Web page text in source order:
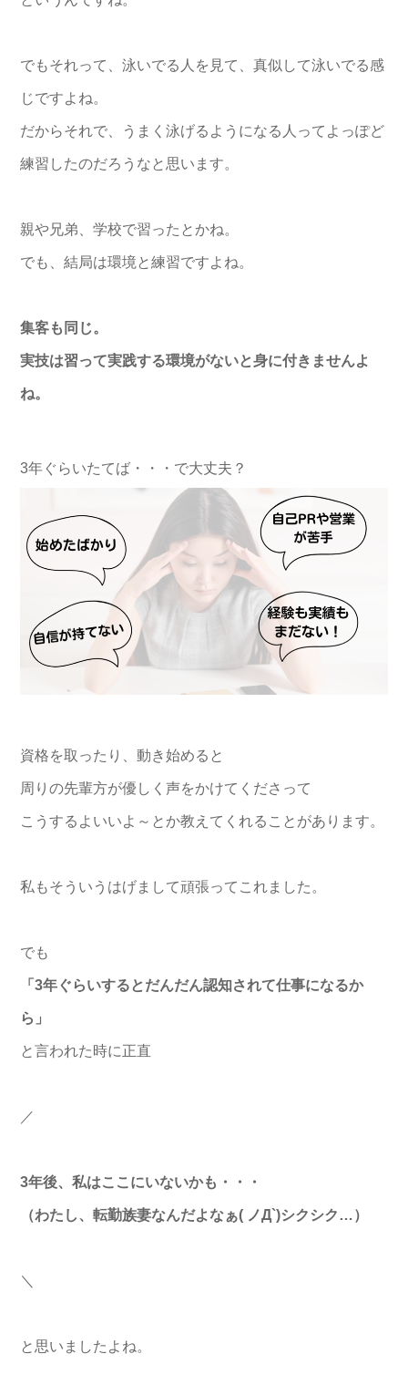
でもそれって、泳いでる人を見て、 真似して泳いでる感
じですよね。
だからそれで、 うまく泳げるようになる人ってよっぽど
練習したのだろうなと思い ます。
親や兄弟、学校で習ったとかね。
でも、結局は環境と練習ですよね。
集客も同じ。
実技は習って実践する環境がないと身に付きませんよ
ね。
3年ぐらいたてば・・・で大丈夫？
資格を取ったり、動き始めると
周りの先輩方が優しく声をかけてくださって
こうするよいいよ～とか教えてくれることがあります。
私もそういうはげまして頑張ってこれました。
でも
「3年ぐらいするとだんだん認知されて仕事になるか
ら」
と言われた時に正直
／
3年後、私はここにいないかも・・・
（わたし、転勤族妻なんだよなぁ( ノД`)シクシク…）
＼
と思いましたよね。